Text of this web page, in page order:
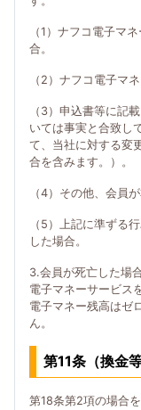
（1）ナフコ電子マ
合。
（2）ナフコ電子マ
（3）申込書等に記
いては事実と合致し
て、当社に対する変
合を含みます。）。
（4）その他、会員
（5）上記に準ずる
した場合。
3.会員が死亡した場
電子マネーサービス
電子マネー残高はゼ
ん。
第11条（換金
第18条第2項の場合